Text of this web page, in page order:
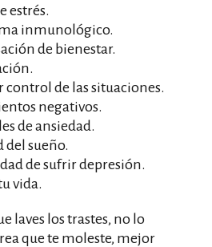
estrés.
inmunológico.
de bienestar.
control de las situaciones.
negativos.
de ansiedad.
del sueño.
de sufrir depresión.
vida.
laves los trastes, no lo
que te moleste, mejor